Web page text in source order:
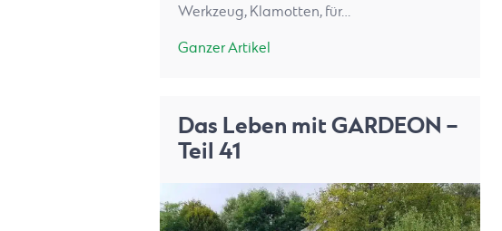
Werkzeug, Klamotten, für…
Ganzer Artikel
Das Leben mit GARDEON –
Teil 41